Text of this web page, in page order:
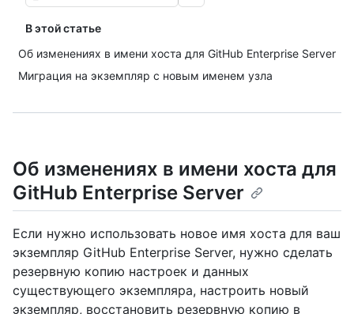
В этой статье
Об изменениях в имени хоста для GitHub Enterprise Server
Миграция на экземпляр с новым именем узла
Об изменениях в имени хоста для
GitHub Enterprise Server
Если нужно использовать новое имя хоста для ваш
экземпляр GitHub Enterprise Server, нужно сделать
резервную копию настроек и данных
существующего экземпляра, настроить новый
экземпляр, восстановить резервную копию в